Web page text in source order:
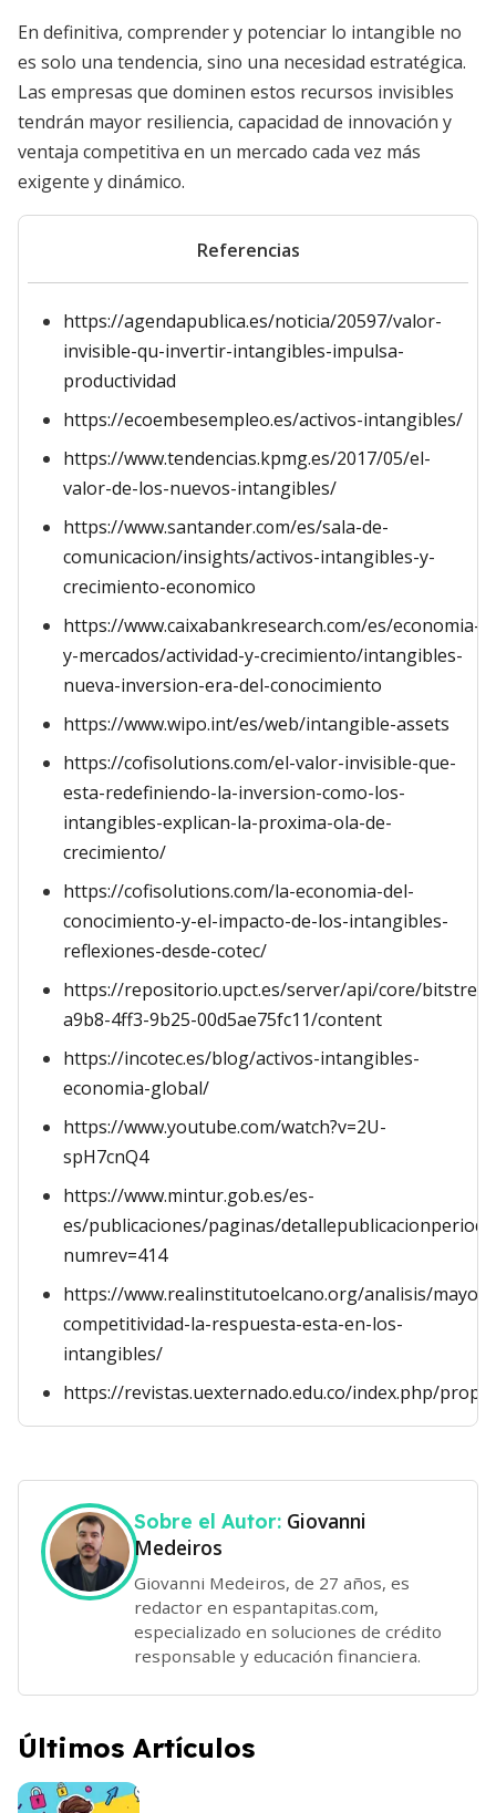
En definitiva, comprender y potenciar lo intangible no
es solo una tendencia, sino una necesidad estratégica.
Las empresas que dominen estos recursos invisibles
tendrán mayor resiliencia, capacidad de innovación y
ventaja competitiva en un mercado cada vez más
exigente y dinámico.
Referencias
https://agendapublica.es/noticia/20597/valor-
invisible-qu-invertir-intangibles-impulsa-
productividad
https://ecoembesempleo.es/activos-intangibles/
https://www.tendencias.kpmg.es/2017/05/el-
valor-de-los-nuevos-intangibles/
https://www.santander.com/es/sala-de-
comunicacion/insights/activos-intangibles-y-
crecimiento-economico
https://www.caixabankresearch.com/es/economia-
y-mercados/actividad-y-crecimiento/intangibles-
nueva-inversion-era-del-conocimiento
https://www.wipo.int/es/web/intangible-assets
https://cofisolutions.com/el-valor-invisible-que-
esta-redefiniendo-la-inversion-como-los-
intangibles-explican-la-proxima-ola-de-
crecimiento/
https://cofisolutions.com/la-economia-del-
conocimiento-y-el-impacto-de-los-intangibles-
reflexiones-desde-cotec/
https://repositorio.upct.es/server/api/core/
a9b8-4ff3-9b25-00d5ae75fc11/content
https://incotec.es/blog/activos-intangibles-
economia-global/
https://www.youtube.com/watch?v=2U-
spH7cnQ4
https://www.mintur.gob.es/es-
es/publicaciones/paginas/
numrev=414
https://www.realinstitutoelcano.org/analisis/mayor-
competitividad-la-respuesta-esta-en-los-
intangibles/
https://revistas.uexternado.edu.co/index.php/
Sobre el Autor: Giovanni
Medeiros
Giovanni Medeiros, de 27 años, es
redactor en espantapitas.com,
especializado en soluciones de crédito
responsable y educación financiera.
Últimos Artículos